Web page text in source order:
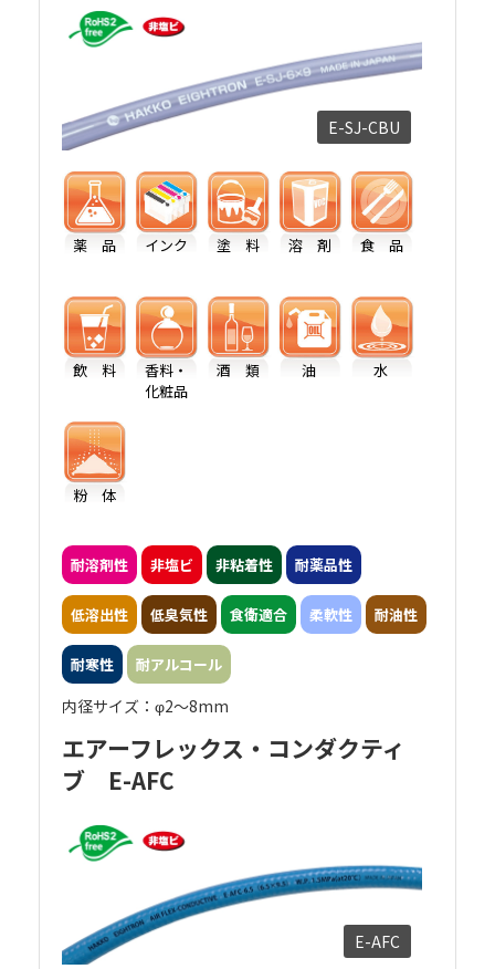
E-SJ-CBU
薬 品 インク 塗 料 溶 剤 食 品
飲 料
香料・
化粧品
酒 類 油 水
粉 体
耐溶剤性 非塩ビ 非粘着性 耐薬品性
低溶出性 低臭気性 食衛適合 柔軟性 耐油性
耐寒性 耐アルコール
内径サイズ：φ2～8mm
エアーフレックス・コンダクティ
ブ E-AFC
E-AFC